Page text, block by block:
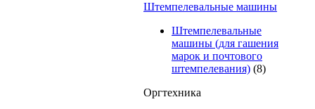
Штемпелевальные машины
Штемпелевальные
машины (для гашения
марок и почтового
штемпелевания) (8)
Оргтехника